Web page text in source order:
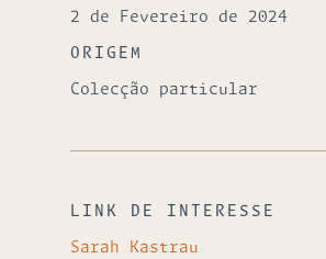
2 de Fevereiro de 2024
ORIGEM
Colecção particular
LINK DE INTERESSE
Sarah Kastrau